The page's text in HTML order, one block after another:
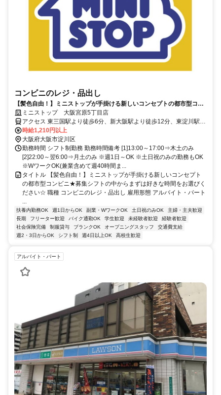
コンビニのレジ・品出し
【髪色自由！】ミニストップが手掛ける新しいコンセプトの都市型コン
ビニ★募集シフトの中からまずは好きな時間をお選びください☆
ミニストップ 大阪宮原5丁目店
アクセス 東三国駅より徒歩6分、新大阪駅より徒歩12分、東淀川駅よ
り徒歩12分 ★その他のアクセス可能駅/三国駅、西中島南方駅
時給1,210円以上
大阪府大阪市淀川区
勤務時間 シフト制勤務 勤務時間備考 [1]13:00～17:00⇒木土のみ
[2]22:00～翌6:00⇒月土のみ ※週1日～OK ※土日祝のみの勤務もOK
※WワークOK(兼業含めて週40時間ま...
タイトル 【髪色自由！】ミニストップが手掛ける新しいコンセプト
の都市型コンビニ★募集シフトの中からまずは好きな時間をお選びく
ださい☆ 職種 コンビニのレジ・品出し 雇用形態 アルバイト・パート
扶養内勤務OK 週1日からOK 副業・WワークOK 土日祝のみOK
主婦・主夫歓迎
長期
フリーター歓迎 バイク通勤OK 学生歓迎 未経験者歓迎
経験者歓迎
社会保険完備
制服貸与 ブランクOK オープニングスタッフ
交通費支給
週2・3日からOK
シフト制 週4日以上OK 高校生歓迎
アルバイト・パート